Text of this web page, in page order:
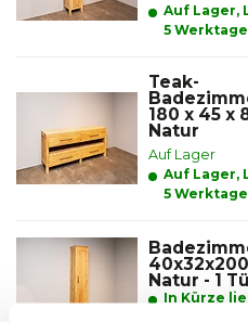
Auf Lager,
5 Werktage
Teak-
180 x 45 x
Natur
Auf Lager
Auf Lager,
5 Werktage
Natur - 1
In Kürze